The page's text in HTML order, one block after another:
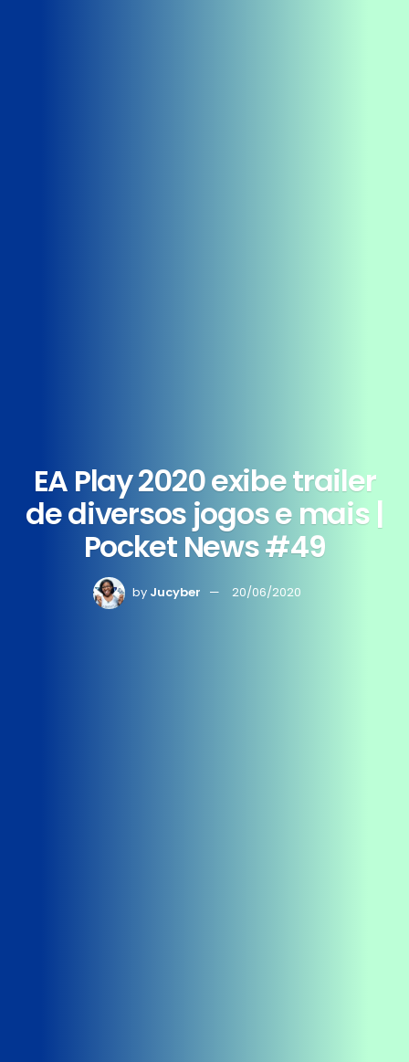
EA Play 2020 exibe trailer
de diversos jogos e mais |
Pocket News #49
by Jucyber 20/06/2020